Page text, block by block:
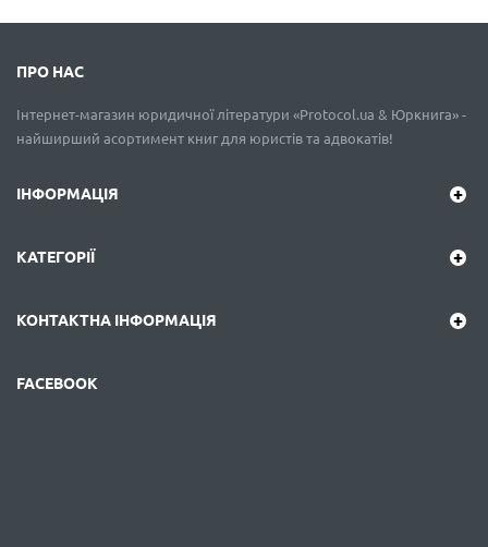
ПРО НАС
Інтернет-магазин юридичної літератури «Protocol.ua & Юркнига» -
найширший асортимент книг для юристів та адвокатів!
ІНФОРМАЦІЯ
КАТЕГОРІЇ
КОНТАКТНА ІНФОРМАЦІЯ
FACEBOOK